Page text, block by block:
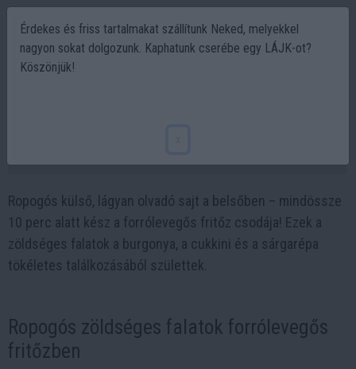
Ropogós külső, lágyan olvadó sajt a belsőben – mindössze
10 perc alatt kész a forrólevegős fritőz csodája! Ezek a
zöldséges falatok a burgonya, a cukkini és a sárgarépa
tökéletes találkozásából születtek.
Ropogós zöldséges falatok forrólevegős
fritőzben
Érdekes és friss tartalmakat szállítunk Neked, melyekkel
nagyon sokat dolgozunk. Kaphatunk cserébe egy LÁJK-ot?
Köszönjük!